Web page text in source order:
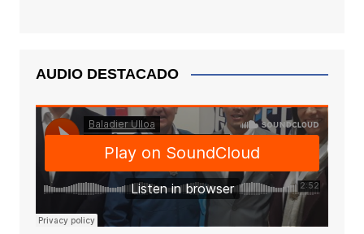
AUDIO DESTACADO